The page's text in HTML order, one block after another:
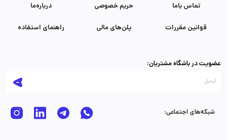
درباره‌ما حریم خصوصی تماس با‌ما
راهنمای استفاده پلن‌های مالی قوانین مقررات
عضویت در باشگاه مشتریان:
شبکه‌های اجتماعی: